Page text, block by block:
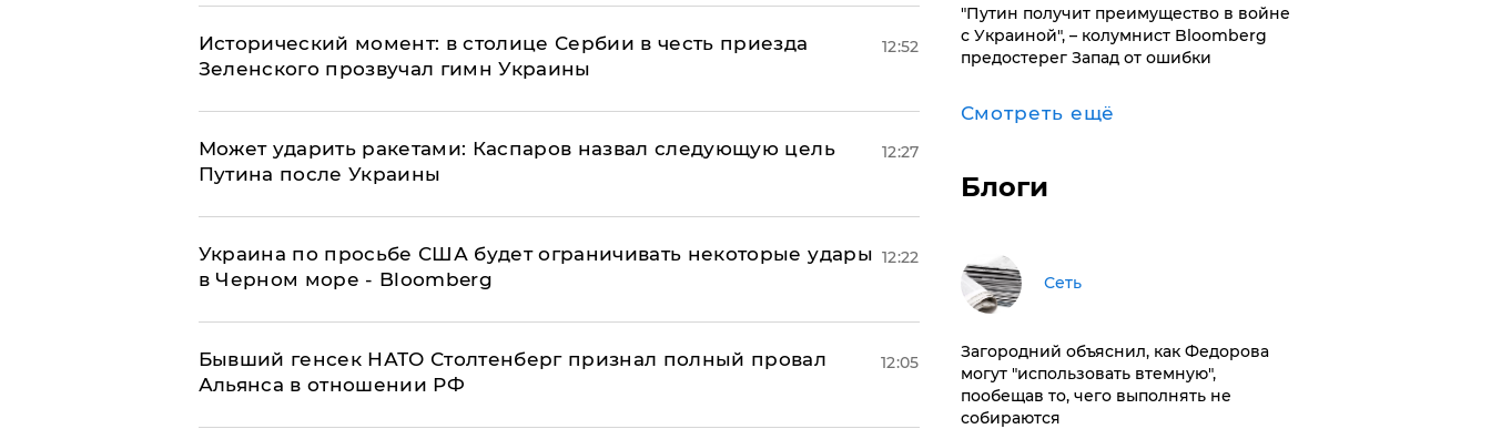
Исторический момент: в столице Сербии в честь приезда
Зеленского прозвучал гимн Украины
12:52
Может ударить ракетами: Каспаров назвал следующую цель
Путина после Украины
12:27
Украина по просьбе США будет ограничивать некоторые удары
в Черном море - Bloomberg
12:22
Бывший генсек НАТО Столтенберг признал полный провал
Альянса в отношении РФ
12:05
"Путин получит преимущество в войне
с Украиной", – колумнист Bloomberg
предостерег Запад от ошибки
Смотреть ещё
Блоги
Сеть
Загородний объяснил, как Федорова
могут "использовать втемную",
пообещав то, чего выполнять не
собираются